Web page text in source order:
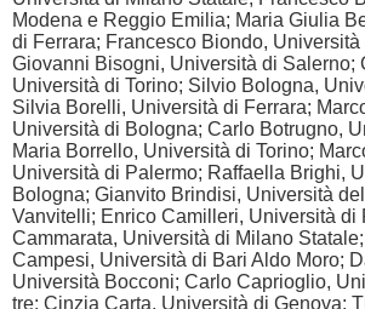
Modena e Reggio Emilia; Maria Giulia
di Ferrara; Francesco Biondo, Università
Giovanni Bisogni, Università di Salerno;
Università di Torino; Silvio Bologna,
Silvia Borelli, Università di Ferrara;
Università di Bologna; Carlo Botrugno,
Maria Borrello, Università di Torino;
Università di Palermo; Raffaella Brighi,
Bologna; Gianvito Brindisi, Università
Vanvitelli; Enrico Camilleri, Università di
Cammarata, Università di Milano
Campesi, Università di Bari Aldo Moro;
Università Bocconi; Carlo Caprioglio,
tre; Cinzia Carta, Università di Genova;